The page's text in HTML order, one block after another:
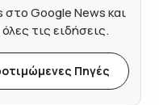
Google News και
τις ειδήσεις.
Πηγές